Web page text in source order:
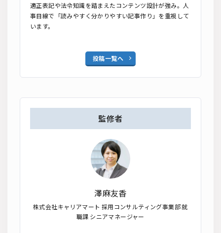
適正表記や法令知識を踏まえたコンテンツ設計が強み。人
事目線で「読みやすく分かりやすい記事作り」を重視して
います。
投稿一覧へ
監修者
澤麻友香
株式会社キャリアマート 採用コンサルティング事業部 就
職課 シニアマネージャー